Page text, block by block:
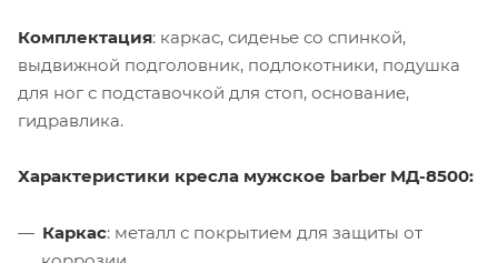
Комплектация: каркас, сиденье со спинкой,
выдвижной подголовник, подлокотники, подушка
для ног с подставочкой для стоп, основание,
гидравлика.
Характеристики кресла мужское barber МД-8500:
Каркас: металл с покрытием для защиты от